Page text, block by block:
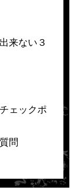
来ない３
ェックポ
問